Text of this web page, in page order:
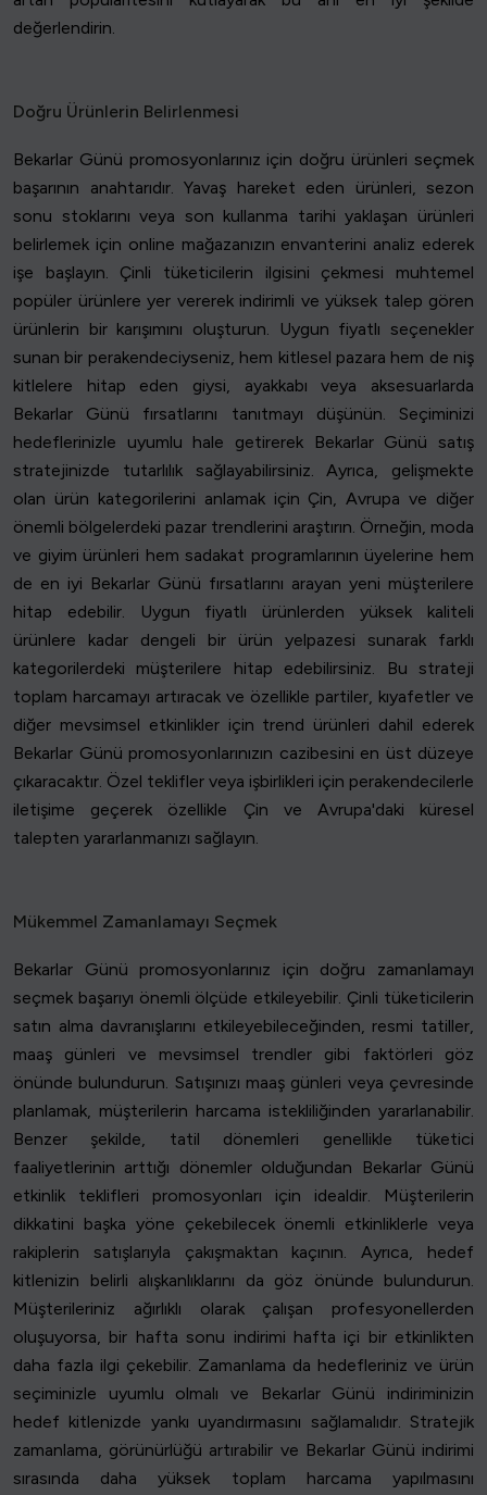
değerlendirin.
Doğru Ürünlerin Belirlenmesi
Bekarlar Günü promosyonlarınız için doğru ürünleri seçmek
başarının anahtarıdır. Yavaş hareket eden ürünleri, sezon
sonu stoklarını veya son kullanma tarihi yaklaşan ürünleri
belirlemek için online mağazanızın envanterini analiz ederek
işe başlayın. Çinli tüketicilerin ilgisini çekmesi muhtemel
popüler ürünlere yer vererek indirimli ve yüksek talep gören
ürünlerin bir karışımını oluşturun. Uygun fiyatlı seçenekler
sunan bir perakendeciyseniz, hem kitlesel pazara hem de niş
kitlelere hitap eden giysi, ayakkabı veya aksesuarlarda
Bekarlar Günü fırsatlarını tanıtmayı düşünün. Seçiminizi
hedeflerinizle uyumlu hale getirerek Bekarlar Günü satış
stratejinizde tutarlılık sağlayabilirsiniz. Ayrıca, gelişmekte
olan ürün kategorilerini anlamak için Çin, Avrupa ve diğer
önemli bölgelerdeki pazar trendlerini araştırın. Örneğin, moda
ve giyim ürünleri hem sadakat programlarının üyelerine hem
de en iyi Bekarlar Günü fırsatlarını arayan yeni müşterilere
hitap edebilir. Uygun fiyatlı ürünlerden yüksek kaliteli
ürünlere kadar dengeli bir ürün yelpazesi sunarak farklı
kategorilerdeki müşterilere hitap edebilirsiniz. Bu strateji
toplam harcamayı artıracak ve özellikle partiler, kıyafetler ve
diğer mevsimsel etkinlikler için trend ürünleri dahil ederek
Bekarlar Günü promosyonlarınızın cazibesini en üst düzeye
çıkaracaktır. Özel teklifler veya işbirlikleri için perakendecilerle
iletişime geçerek özellikle Çin ve Avrupa'daki küresel
talepten yararlanmanızı sağlayın.
Mükemmel Zamanlamayı Seçmek
Bekarlar Günü promosyonlarınız için doğru zamanlamayı
seçmek başarıyı önemli ölçüde etkileyebilir. Çinli tüketicilerin
satın alma davranışlarını etkileyebileceğinden, resmi tatiller,
maaş günleri ve mevsimsel trendler gibi faktörleri göz
önünde bulundurun. Satışınızı maaş günleri veya çevresinde
planlamak, müşterilerin harcama istekliliğinden yararlanabilir.
Benzer şekilde, tatil dönemleri genellikle tüketici
faaliyetlerinin arttığı dönemler olduğundan Bekarlar Günü
etkinlik teklifleri promosyonları için idealdir. Müşterilerin
dikkatini başka yöne çekebilecek önemli etkinliklerle veya
rakiplerin satışlarıyla çakışmaktan kaçının. Ayrıca, hedef
kitlenizin belirli alışkanlıklarını da göz önünde bulundurun.
Müşterileriniz ağırlıklı olarak çalışan profesyonellerden
oluşuyorsa, bir hafta sonu indirimi hafta içi bir etkinlikten
daha fazla ilgi çekebilir. Zamanlama da hedefleriniz ve ürün
seçiminizle uyumlu olmalı ve Bekarlar Günü indiriminizin
hedef kitlenizde yankı uyandırmasını sağlamalıdır. Stratejik
zamanlama, görünürlüğü artırabilir ve Bekarlar Günü indirimi
sırasında daha yüksek toplam harcama yapılmasını